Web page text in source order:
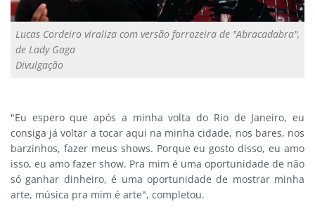
Lucas Cordeiro viraliza com versão forrozeira de "Abracadabra",
de Lady Gaga
Divulgação
"Eu espero que após a minha volta do Rio de Janeiro, eu
consiga já voltar a tocar aqui na minha cidade, nos bares, nos
barzinhos, fazer meus shows. Porque eu gosto disso, eu amo
isso, eu amo fazer show. Pra mim é uma oportunidade de não
só ganhar dinheiro, é uma oportunidade de mostrar minha
arte, música pra mim é arte", completou.